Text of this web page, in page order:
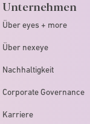
Unternehmen
Über eyes + more
Über nexeye
Nachhaltigkeit
Corporate Governance
Karriere